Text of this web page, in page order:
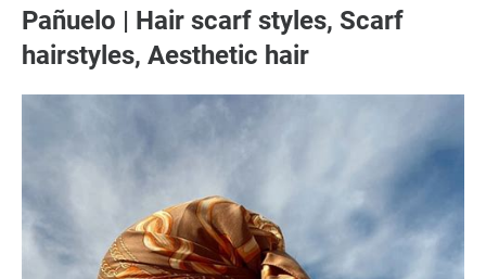
Pañuelo | Hair scarf styles, Scarf
hairstyles, Aesthetic hair